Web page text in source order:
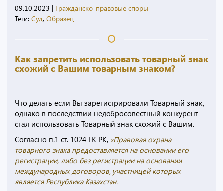
09.10.2023 | Гражданско-правовые споры
Теги: Суд, Образец
Как запретить использовать товарный знак
схожий с Вашим товарным знаком?
Что делать если Вы зарегистрировали Товарный знак,
однако в последствии недобросовестный конкурент
стал использовать Товарный знак схожий с Вашим.
Согласно п.1 ст. 1024 ГК РК, «Правовая охрана
товарного знака предоставляется на основании его
регистрации, либо без регистрации на основании
международных договоров, участницей которых
является Республика Казахстан.